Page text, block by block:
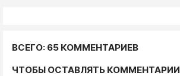
ВСЕГО: 65 КОММЕНТАРИЕВ
ЧТОБЫ ОСТАВЛЯТЬ КОММЕНТАРИИ